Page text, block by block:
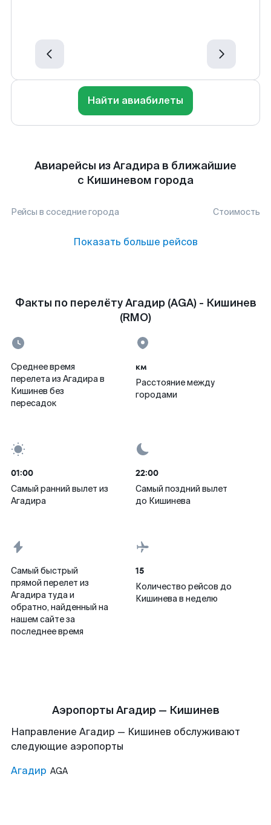
Найти авиабилеты
Авиарейсы из Агадира в ближайшие
с Кишиневом города
Рейсы в соседние города Стоимость
Показать больше рейсов
Факты по перелёту Агадир (AGA) - Кишинев
(RMO)
Среднее время
перелета из Агадира в
Кишинев без
пересадок
км
Расстояние между
городами
01:00
Самый ранний вылет из
Агадира
22:00
Самый поздний вылет
до Кишинева
Самый быстрый
прямой перелет из
Агадира туда и
обратно, найденный на
нашем сайте за
последнее время
15
Количество рейсов до
Кишинева в неделю
Аэропорты Агадир — Кишинев
Направление Агадир — Кишинев обслуживают
следующие аэропорты
Агадир AGA